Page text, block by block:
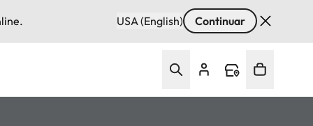
USA (English) Continuar